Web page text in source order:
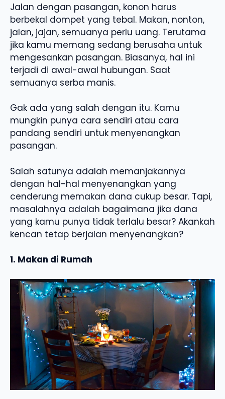
Jalan dengan pasangan, konon harus
berbekal dompet yang tebal. Makan, nonton,
jalan, jajan, semuanya perlu uang. Terutama
jika kamu memang sedang berusaha untuk
mengesankan pasangan. Biasanya, hal ini
terjadi di awal-awal hubungan. Saat
semuanya serba manis.
Gak ada yang salah dengan itu. Kamu
mungkin punya cara sendiri atau cara
pandang sendiri untuk menyenangkan
pasangan.
Salah satunya adalah memanjakannya
dengan hal-hal menyenangkan yang
cenderung memakan dana cukup besar. Tapi,
masalahnya adalah bagaimana jika dana
yang kamu punya tidak terlalu besar? Akankah
kencan tetap berjalan menyenangkan?
1. Makan di Rumah